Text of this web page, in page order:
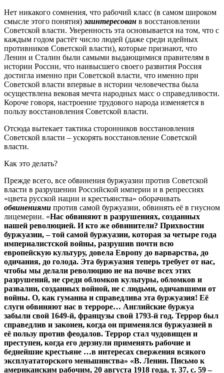
Нет никакого сомнения, что рабочий класс (в самом широком
смысле этого понятия) заинтересован в восстановлении
Советской власти. Уверенность эта основывается на том, что с
каждым годом растёт число людей (даже среди идейных
противников Советской власти), которые признают, что
Ленин и Сталин были самыми выдающимися правителям в
истории России, что наивысшего своего развития Россия
достигла именно при Советской власти, что именно при
Советской власти впервые в истории человечества была
осуществлена вековая мечта народных масс о справедливости.
Короче говоря, настроение трудового народа изменяется в
пользу восстановления Советской власти.
Отсюда вытекает тактика сторонников восстановления
Советской власти – ускорять восстановление Советской
власти.
Как это делать?
Прежде всего, все обвинения буржуазии против Советской
власти в разрушении Российской империи и в репрессиях
«цвета русской нации и крестьянства» оборачивать
обвинениями против самой буржуазии, обвинять её в гнусном
лицемерии. «Нас обвиняют в разрушениях, созданных
нашей революцией. И кто же обвинители? Прихвостни
буржуазии, – той самой буржуазии, которая за четыре года
империалистской войны, разрушив почти всю
европейскую культуру, довела Европу до варварства, до
одичания, до голода. Эта буржуазия теперь требует от нас,
чтобы мы делали революцию не на почве всех этих
разрушений, не среди обломков культуры, обломков и
развалин, созданных войной, не с людьми, одичавшими от
войны. О, как гуманна и справедлива эта буржуазия! Её
слуги обвиняют нас в терроре… Английские буржуа
забыли свой 1649-й, французы свой 1793-й год. Террор был
справедлив и законен, когда он применялся буржуазией в
её пользу против феодалов. Террор стал чудовищен и
преступен, когда его дерзнули применять рабочие и
беднейшие крестьяне …в интересах свержения всякого
эксплуататорского меньшинства» «В. Ленин. Письмо к
американским рабочим, 20 августа 1918 года, т. 37, с. 59 –